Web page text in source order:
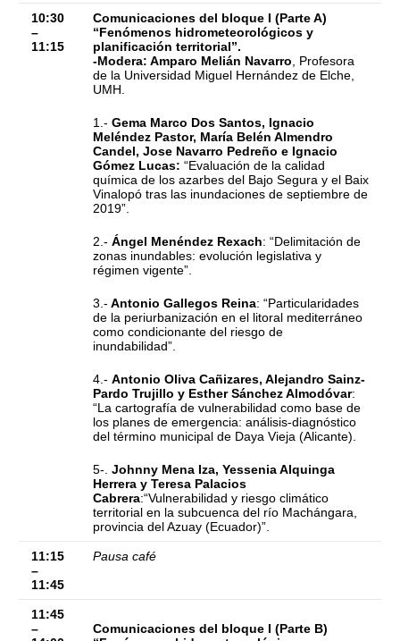
10:30
–
11:15
Comunicaciones del bloque I (Parte A)
“Fenómenos hidrometeorológicos y
planificación territorial”.
-Modera: Amparo Melián Navarro , Profesora
de la Universidad Miguel Hernández de Elche,
UMH.
1.- Gema Marco Dos Santos, Ignacio
Meléndez Pastor, María Belén Almendro
Candel, Jose Navarro Pedreño e Ignacio
Gómez Lucas: “Evaluación de la calidad
química de los azarbes del Bajo Segura y el Baix
Vinalopó tras las inundaciones de septiembre de
2019”.
2.- Ángel Menéndez Rexach: “Delimitación de
zonas inundables: evolución legislativa y
régimen vigente”.
3.- Antonio Gallegos Reina: “Particularidades
de la periurbanización en el litoral mediterráneo
como condicionante del riesgo de
inundabilidad”.
4.- Antonio Oliva Cañizares, Alejandro Sainz-
Pardo Trujillo y Esther Sánchez Almodóvar:
“La cartografía de vulnerabilidad como base de
los planes de emergencia: análisis-diagnóstico
del término municipal de Daya Vieja (Alicante).
5-. Johnny Mena Iza, Yessenia Alquinga
Herrera y Teresa Palacios
Cabrera:“Vulnerabilidad y riesgo climático
territorial en la subcuenca del río Machángara,
provincia del Azuay (Ecuador)”.
11:15
–
11:45
Pausa café
11:45
–
Comunicaciones del bloque I (Parte B)